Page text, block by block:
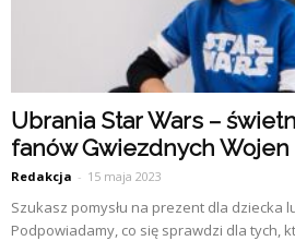
Ubrania Star Wars –
fanów Gwiezdnych Wojen
Redakcja - 15 maja 2023
Szukasz pomysłu na prezent dla dziecka
Podpowiadamy, co się sprawdzi dla tych,